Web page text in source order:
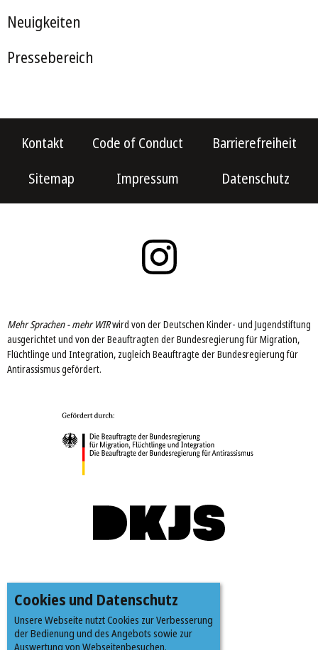
Neuigkeiten
Pressebereich
Kontakt Code of Conduct
Barrierefreiheit
Sitemap
Impressum Datenschutz
Mehr Sprachen - mehr WIRwird von der Deutschen Kinder- und Jugendstiftung
ausgerichtet und von der Beauftragten der Bundesregierung für Migration,
Flüchtlinge und Integration, zugleich Beauftragte der Bundesregierung für
Antirassismus gefördert.
Cookies und Datenschutz
Unsere Webseite nutzt Cookies zur Verbesserung
der Bedienung und des Angebots sowie zur